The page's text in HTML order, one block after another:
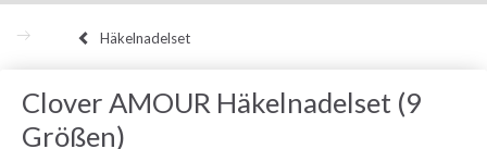
Häkelnadelset
Clover AMOUR Häkelnadelset (9
Größen)